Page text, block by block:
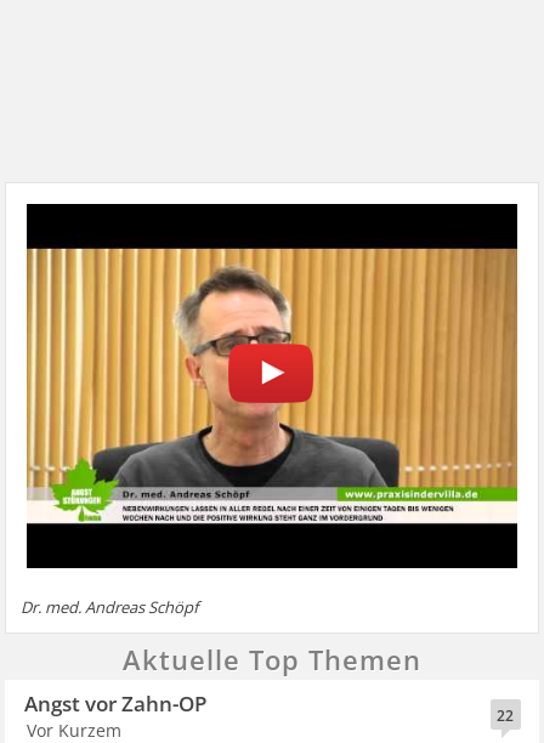
Dr. med. Andreas Schöpf
Aktuelle Top Themen
22
Angst vor Zahn-OP
Vor Kurzem